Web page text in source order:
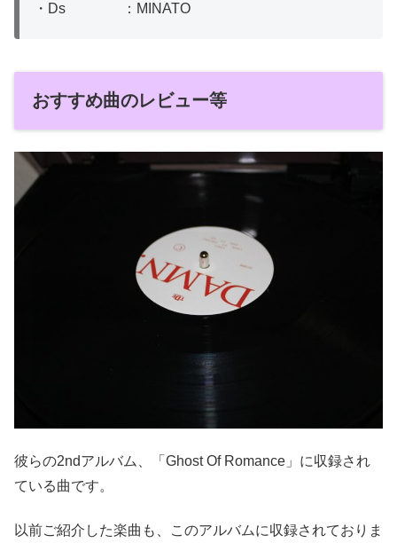
・Ds ：MINATO
おすすめ曲のレビュー等
彼らの2ndアルバム、「Ghost Of Romance」に収録され
ている曲です。
以前ご紹介した楽曲も、このアルバムに収録されておりま